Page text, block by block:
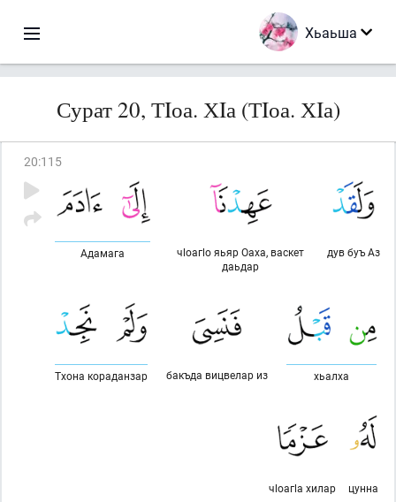
Хьаьша
Сурат 20, ТIоа. ХIа (ТIоа. ХIа)
20:115
дув буъ Аз
чlоагlо яьяр Оаха, васкет
даьдар
Адамага
хьалха
бакъда вицвелар из
Тхона кораданзар
цунна
чlоагlа хилар